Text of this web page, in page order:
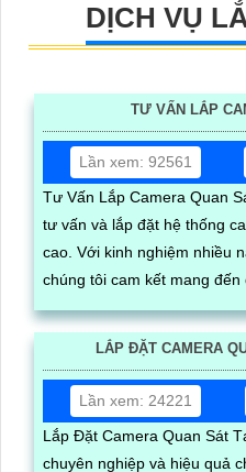
DỊCH VỤ
TƯ VẤN LẮP
Lần xem: 92561
Tư Vấn Lắp Camera Quan
tư vấn và lắp đặt hệ thống
cao. Với kinh nghiệm nhiều năm trong lĩnh vực này,
chúng tôi cam kết mang
an ninh toàn diện và hiệu
LẮP ĐẶT CAMERA
Lần xem: 24221
Lắp Đặt Camera Quan Sát
chuyên nghiệp và hiệu quả